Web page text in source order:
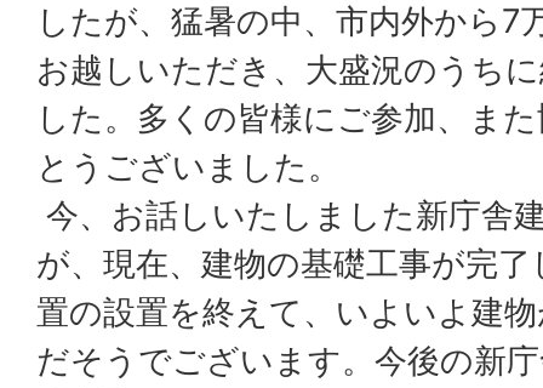
したが、猛暑の中、市内外から7
お越しいただき、大盛況のうち
した。多くの皆様にご参加、ま
とうございました。
今、お話しいたしました新庁舎
が、現在、建物の基礎工事が完
置の設置を終えて、いよいよ建
だそうでございます。今後の新